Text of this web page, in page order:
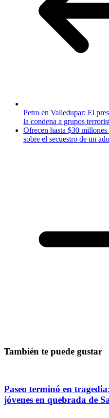
Petro en Valledupar: El
la condena a grupos
Ofrecen hasta $30
sobre el secuestro de un
También te puede gustar
Paseo terminó en
jóvenes en quebrada de